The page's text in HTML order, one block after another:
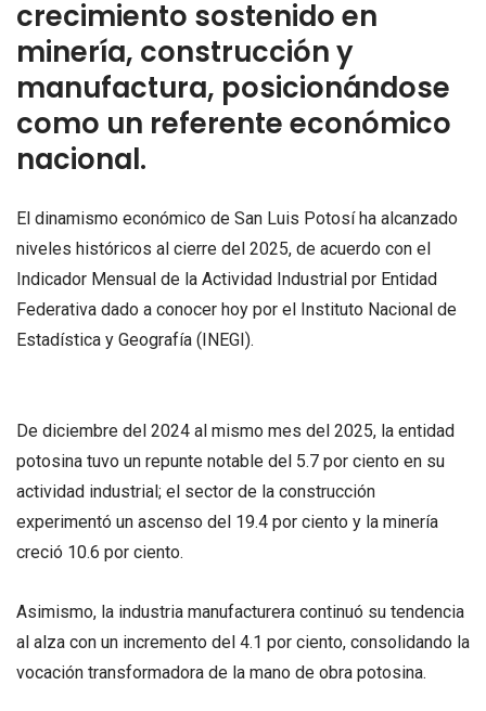
crecimiento sostenido en
minería, construcción y
manufactura, posicionándose
como un referente económico
nacional.
El dinamismo económico de San Luis Potosí ha alcanzado
niveles históricos al cierre del 2025, de acuerdo con el
Indicador Mensual de la Actividad Industrial por Entidad
Federativa dado a conocer hoy por el Instituto Nacional de
Estadística y Geografía (INEGI).
De diciembre del 2024 al mismo mes del 2025, la entidad
potosina tuvo un repunte notable del 5.7 por ciento en su
actividad industrial; el sector de la construcción
experimentó un ascenso del 19.4 por ciento y la minería
creció 10.6 por ciento.
Asimismo, la industria manufacturera continuó su tendencia
al alza con un incremento del 4.1 por ciento, consolidando la
vocación transformadora de la mano de obra potosina.